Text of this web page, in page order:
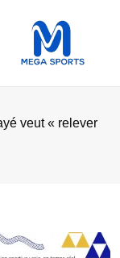
veut « relever